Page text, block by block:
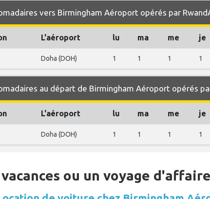
vers Birmingham Aéroport opérés par
L'aéroport lu ma me je
Doha (DOH) 1 1 1 1
au départ de Birmingham Aéroport opérés
L'aéroport lu ma me je
Doha (DOH) 1 1 1 1
ou un voyage